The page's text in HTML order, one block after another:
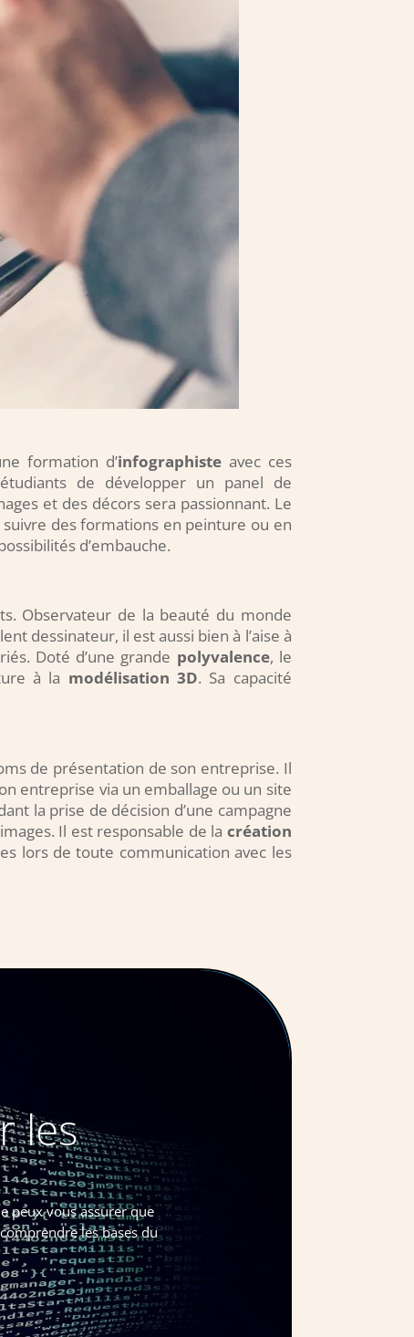
formation d’infographisteavec ces
de développer un panel de
et des décors sera passionnant. Le
des formations en peinture ou en
d’embauche.
Observateur de la beauté du monde
dessinateur, il est aussi bien à l’aise à
Doté d’une grande polyvalence, le
à la modélisation 3D. Sa capacité
de présentation de son entreprise. Il
entreprise via un emballage ou un site
la prise de décision d’une campagne
Il est responsable de la création
lors de toute communication avec les
les
peux vous assurer que
les bases du